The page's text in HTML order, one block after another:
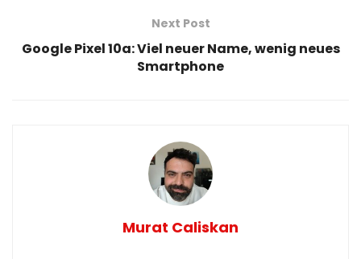
Next Post
Google Pixel 10a: Viel neuer Name, wenig neues
Smartphone
Murat Caliskan